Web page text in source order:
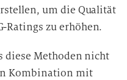
um die Qualität
Ratings zu erhöhen.
diese Methoden nicht
Kombination mit